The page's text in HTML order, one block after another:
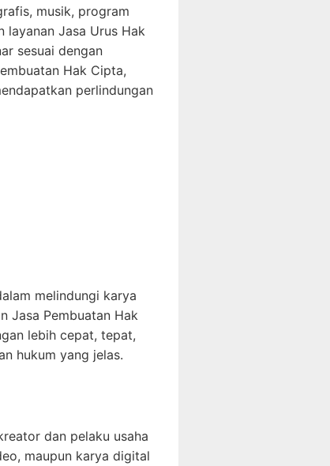
musik, program
layanan Jasa Urus Hak
sesuai dengan
Hak Cipta,
perlindungan
melindungi karya
Jasa Pembuatan Hak
lebih cepat, tepat,
hukum yang jelas.
dan pelaku usaha
maupun karya digital